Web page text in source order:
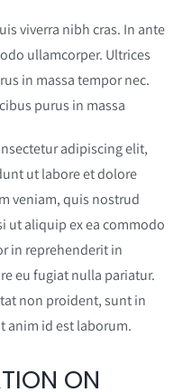
viverra nibh cras. In ante
ullamcorper. Ultrices
in massa tempor nec.
purus in massa
adipiscing elit,
ut labore et dolore
veniam, quis nostrud
ut aliquip ex ea commodo
in reprehenderit in
eu fugiat nulla pariatur.
non proident, sunt in
anim id est laborum.
ON